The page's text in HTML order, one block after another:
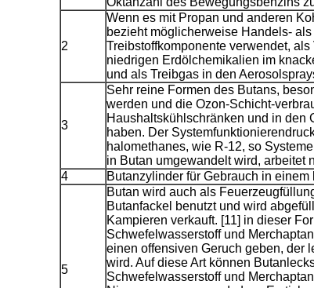
2
Wenn es mit Propan und anderen
bezieht möglicherweise Handels-
Treibstoffkomponente verwendet,
niedrigen Erdölchemikalien im
und als Treibgas in den
3
Sehr reine Formen des Butans,
werden und die Ozon-Schicht-
Haushaltskühlschränken und in den
haben. Der
halomethanes, wie R-12, so
in Butan umgewandelt wird, arbeitet
4
Butanzylinder für Gebrauch in einem
5
Butan wird auch als
Butanfackel benutzt und wird
Kampieren verkauft. [11] in dieser
Schwefelwasserstoff und
einen offensiven Geruch geben, der
wird. Auf diese Art können
Schwefelwasserstoff und